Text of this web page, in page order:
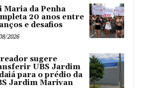
Maria da Penha
20 anos entre
e desafios
2026
sugere
UBS Jardim
para o prédio da
Jardim Marivan